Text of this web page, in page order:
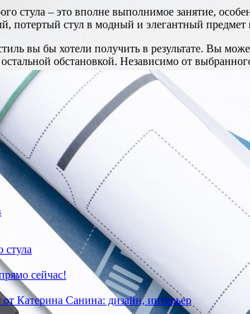
стула – это вполне выполнимое занятие,
потертый стул в модный и элегантный предмет
вы бы хотели получить в результате. Вы
обстановкой. Независимо от
сейчас!
от Катерина Санина: дизайн, интерьер